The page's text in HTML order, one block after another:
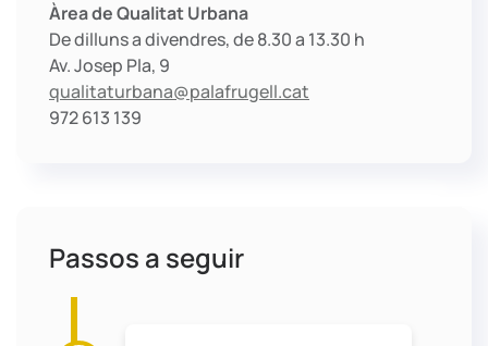
Àrea de Qualitat Urbana
De dilluns a divendres, de 8.30 a 13.30 h
Av. Josep Pla, 9
qualitaturbana@palafrugell.cat
972 613 139
Passos a seguir